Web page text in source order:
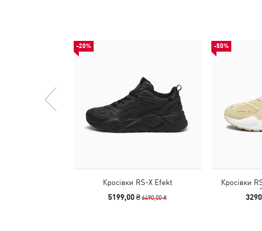
-20%
Кросівки RS-X Efekt
5199,00 ₴6490,00 ₴
-50%
Кросівки